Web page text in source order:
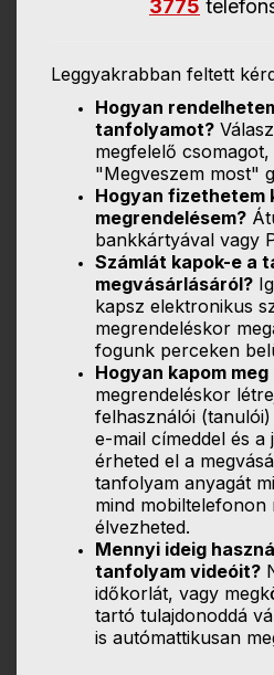
3775
Leggyakrabban feltett
Hogyan
tanfolyamot?
megfelelő
"Megveszem most"
Hogyan fizethetem
megrendelésem?
bankkártyával vagy
Számlát kapok-e a
megvásárlásáról?
kapsz elektronikus
megrendeléskor
fogunk perceken
Hogyan kapom
megrendeléskor
felhasználói
e-mail címeddel és a
érheted el a
tanfolyam anyagát
mind mobiltelefonon
élvezheted.
Mennyi ideig
tanfolyam videóit?
időkorlát, vagy
tartó tulajdonoddá
is autómattikusan